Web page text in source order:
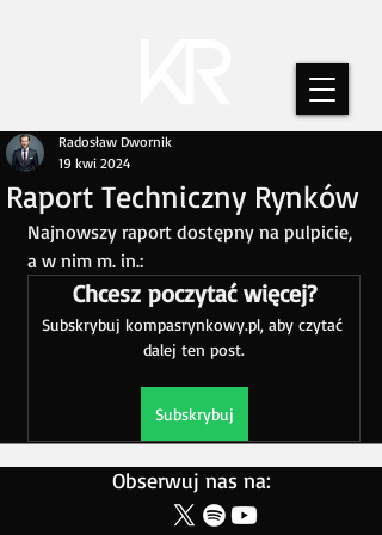
Raport Techniczny Rynków
Radosław Dwornik
19 kwi 2024
Najnowszy raport dostępny na pulpicie,
a w nim m. in.:
Chcesz poczytać więcej?
Subskrybuj kompasrynkowy.pl, aby czytać
dalej ten post.
Subskrybuj
Obserwuj nas na: